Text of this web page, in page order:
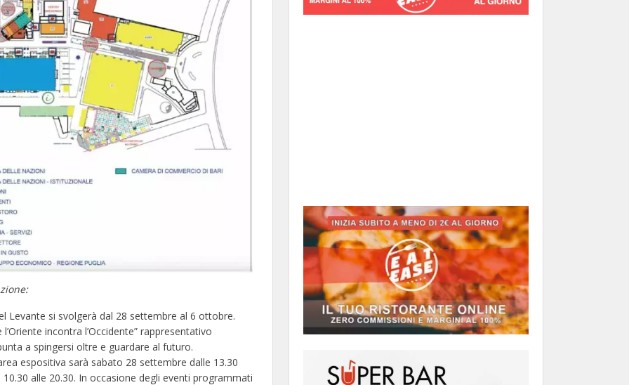
Levante si svolgerà dal 28 settembre al 6 ottobre.
incontra l’Occidente” rappresentativo
a spingersi oltre e guardare al futuro.
espositiva sarà sabato 28 settembre dalle 13.30
alle 20.30. In occasione degli eventi programmati